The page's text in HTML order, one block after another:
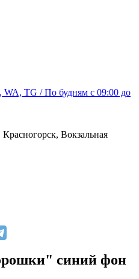
WA, TG / По будням c 09:00 до
Вокзальная
синий фон